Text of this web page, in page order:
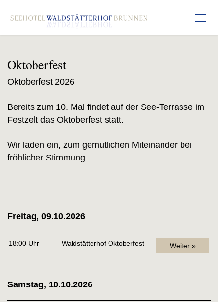
Oktoberfest
Oktoberfest 2026
Bereits zum 10. Mal findet auf der See-Terrasse im
Festzelt das Oktoberfest statt.
Wir laden ein, zum gemütlichen Miteinander bei
fröhlicher Stimmung.
Freitag, 09.10.2026
18:00 Uhr Waldstätterhof Oktoberfest Weiter »
Samstag, 10.10.2026